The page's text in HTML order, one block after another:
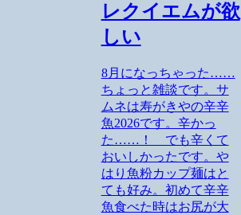
レクイエムが欲
しい
8月になっちゃった……
ちょっと雑談です。サ
ムネは寿がきやの辛辛
魚2026です。辛かっ
た……！ でも辛くて
おいしかったです。や
はり魚粉カップ麺はと
ても好み。初めて辛辛
魚食べた時はお尻が大